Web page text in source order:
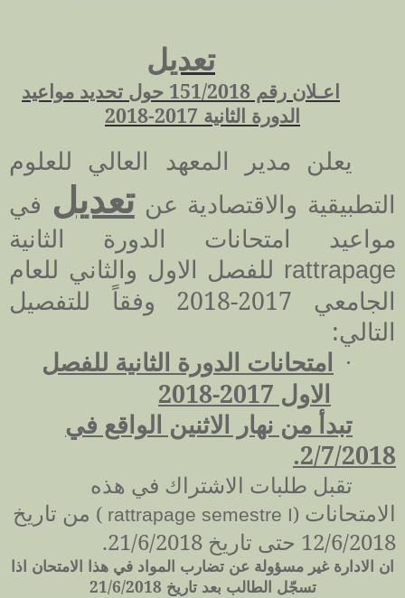
تعديل
اعـلان رقم 151/2018 حول تحديد مواعيد
الدورة الثانية 2017-2018
يعلن مدير المعهد العالي للعلوم
التطبيقية والاقتصادية عنتعديل في
مواعيد امتحانات الدورة الثانية
rattrapage للفصل الاول والثاني للعام
الجامعي 2017-2018 وفقاً للتفصيل
التالي:
· امتحانات الدورة الثانية للفصل
الاول 2017-2018
تبدأ من نهار الاثنين الواقع في
2/7/2018.
تقبل طلبات الاشتراك في هذه
الامتحانات (
rattrapage semestre I
) من تاريخ
12/6/2018 حتى تاريخ 21/6/2018.
ان الادارة غير مسؤولة عن تضارب المواد في هذا الامتحان اذا
تسجّل الطالب بعد تاريخ 21/6/2018